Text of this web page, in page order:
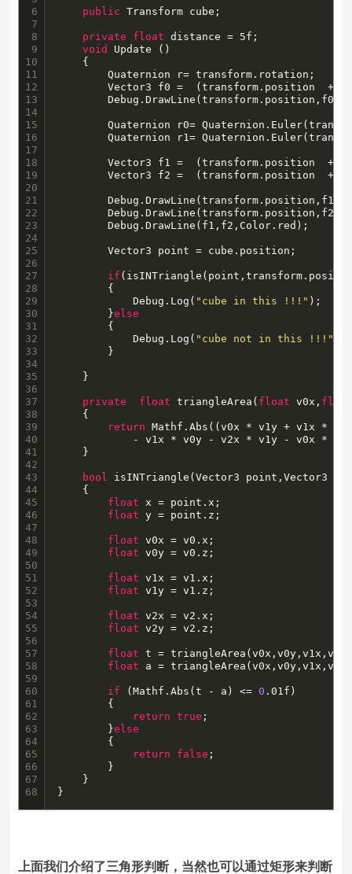
6
7
8
9
10
11
12
13
14
15
16
17
18
19
20
21
22
23
24
25
26
27
28
29
30
31
32
33
34
35
36
37
38
39
40
41
42
43
44
45
46
47
48
49
50
51
52
53
54
55
56
57
58
59
60
61
62
63
64
65
66
67
68
public Transform cube;
private float distance = 5f;
void
Update ()
		Quaternion r= transform.rotation;
		Vector3 f0 =  (transform.position  + (r *Vector3.forward) * distance);
		Debug.DrawLine(transform.position,f0,Color.red);
		Quaternion r0= Quaternion.Euler(transform.rotation.eulerAngles.x,transform.rotation.eulerAngles.y - 30f,transform.rotation.eulerAngles.z);
		Quaternion r1= Quaternion.Euler(transform.rotation.eulerAngles.x,transform.rotation.eulerAngles.y + 30f,transform.rotation.eulerAngles.z);
		Vector3 f1 =  (transform.position  + (r0 *Vector3.forward) * distance);
		Vector3 f2 =  (transform.position  + (r1 *Vector3.forward) * distance);
		Debug.DrawLine(transform.position,f1,Color.red);
		Debug.DrawLine(transform.position,f2,Color.red);
		Debug.DrawLine(f1,f2,Color.red);
		Vector3 point = cube.position;
if
			Debug.Log(
"cube in this !!!" );
		}
else
			Debug.Log(
"cube not in this !!!"
private float triangleArea( float v0x,
return Mathf.Abs((v0x * v1y + v1x *
- v1x * v0y - v2x * v1y - v0x *
    }
bool
isINTriangle(Vector3 point,Vector3
float x = point.x;
float y = point.z;
float v0x = v0.x;
float v0y = v0.z;
float v1x = v1.x;
float v1y = v1.z;
float v2x = v2.x;
float v2y = v2.z;
float t =
float a =
if (Mathf.Abs(t - a) <= 0 .01f)
return
true ;
		}
else
return
false ;
}
上面我们介绍了三角形判断，当然也可以通过矩形来判断